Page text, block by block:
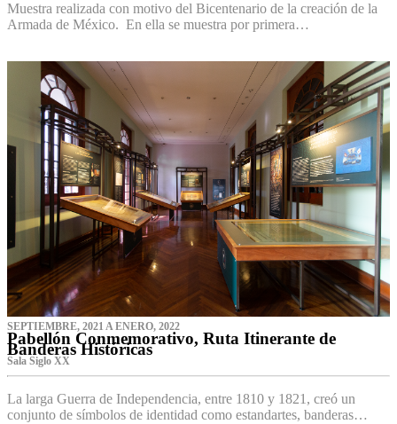
Muestra realizada con motivo del Bicentenario de la creación de la
Armada de México. En ella se muestra por primera…
SEPTIEMBRE, 2021 A ENERO, 2022
Pabellón Conmemorativo, Ruta Itinerante de
Banderas Históricas
Sala Siglo XX
La larga Guerra de Independencia, entre 1810 y 1821, creó un
conjunto de símbolos de identidad como estandartes, banderas…